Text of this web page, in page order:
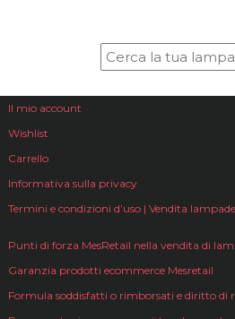
Il mio account
Wishlist
Carrello
Informativa sulla privacy
Termini e condizioni d’uso | Vendita
Punti di forza MesRetail nella vendita di
Garanzia prodotti ecommerce Mesretail
Formula soddisfatti o rimborsati e diritto di